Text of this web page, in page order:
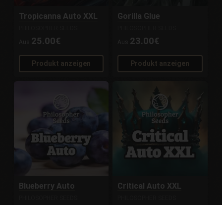
Tropicanna Auto XXL
Aus 25.00€
Produkt anzeigen
Gorilla Glue
Aus 23.00€
Produkt anzeigen
Blueberry Auto Critical Auto XXL